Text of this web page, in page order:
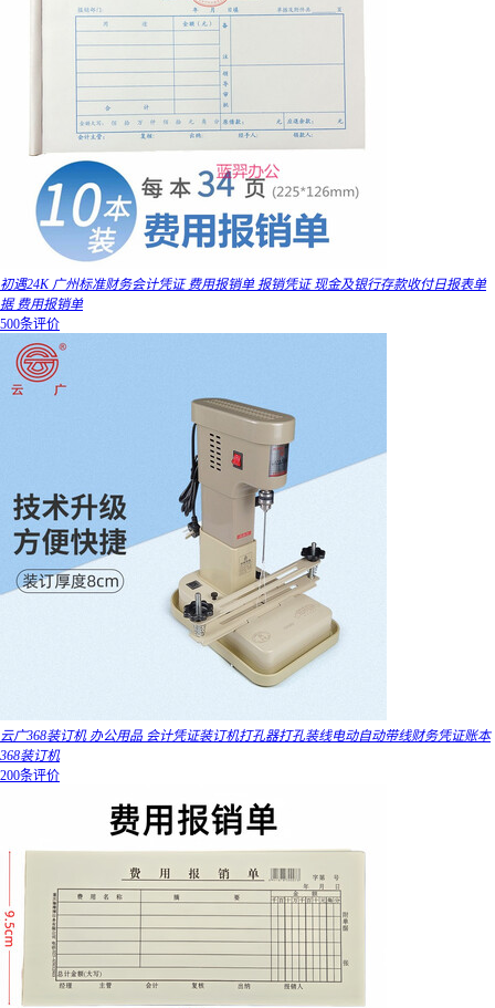
初遇24K 广州标准财务会计凭证 费用报销单 报销凭证 现金及银行存款收付日报表单
据 费用报销单
500条评价
云广368装订机 办公用品 会计凭证装订机打孔器打孔装线电动自动带线财务凭证账本
368装订机
200条评价